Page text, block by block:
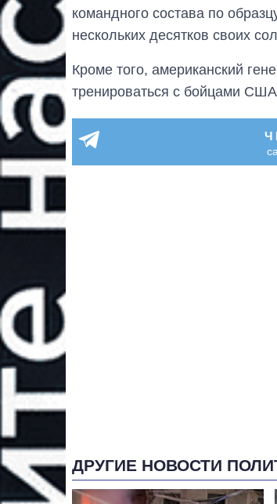
командного состава по
нескольких десятков своих
Кроме того, американский
тренироваться с бойцами
ДРУГИЕ НОВОСТИ